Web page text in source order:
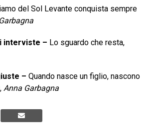
del Sol Levante conquista sempre
interviste – Lo sguardo che resta,
– Quando nasce un figlio, nascono
Anna Garbagna